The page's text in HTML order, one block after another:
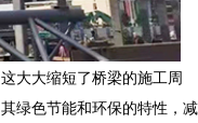
大大缩短了桥梁的施工周
绿色节能和环保的特性，减